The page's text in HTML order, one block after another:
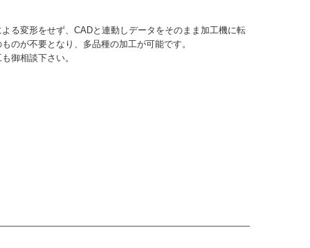
る変形をせず、CADと連動しデータをそのまま加工機に転
のが不要となり、多品種の加工が可能です。
御相談下さい。